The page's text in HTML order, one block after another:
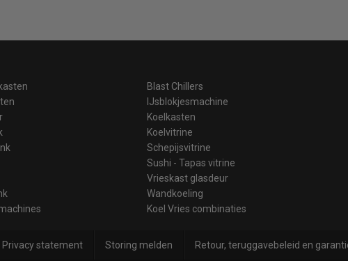
Blast Chillers
IJsblokjesmachine
Koelkasten
Koelvitrine
Schepijsvitrine
Sushi - Tapas vitrine
Vrieskast glasdeur
Wandkoeling
Koel Vries combinaties
Privacy statement Storing melden Retour, teruggavebeleid en